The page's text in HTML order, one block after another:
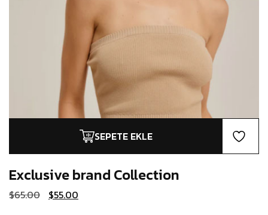
SEPETE EKLE
Exclusive brand Collection
$65.00 Orijinal
fiyat:
$55.00
andaki